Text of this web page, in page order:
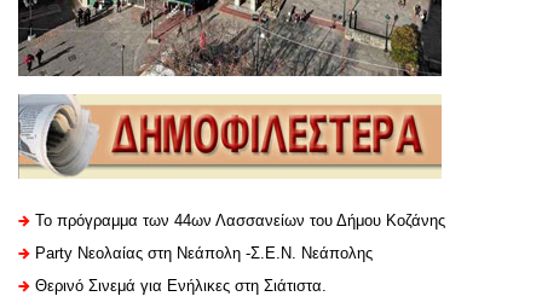
Το πρόγραμμα των 44ων Λασσανείων του Δήμου Κοζάνης
Party Νεολαίας στη Νεάπολη -Σ.Ε.Ν. Νεάπολης
Θερινό Σινεμά για Ενήλικες στη Σιάτιστα.